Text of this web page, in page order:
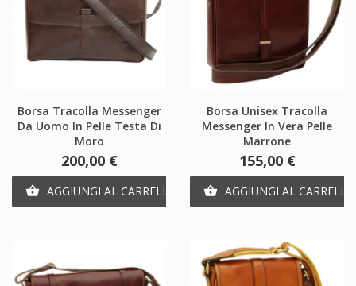
Borsa Tracolla Messenger
Da Uomo In Pelle Testa Di
Moro
Prezzo
200,00 €
 AGGIUNGI AL CARRELLO
Borsa Unisex Tracolla
Messenger In Vera Pelle
Marrone
Prezzo
155,00 €
 AGGIUNGI AL CARRELLO